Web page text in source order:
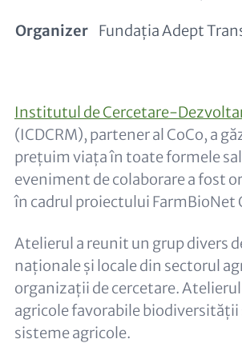
Organizer Fundația Adept
Content
Institutul de Cercetare-
(ICDCRM), partener al CoCo, a
prețuim viața în toate formele
eveniment de colaborare a fost
în cadrul proiectului FarmBioNet
Atelierul a reunit un grup divers
naționale și locale din sectorul
organizații de cercetare.
agricole favorabile
sisteme agricole.